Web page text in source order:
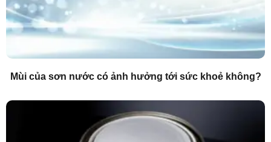
Mùi của sơn nước có ảnh hưởng tới sức khoẻ không?